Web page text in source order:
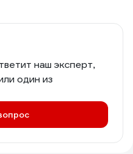
наш эксперт,
один из